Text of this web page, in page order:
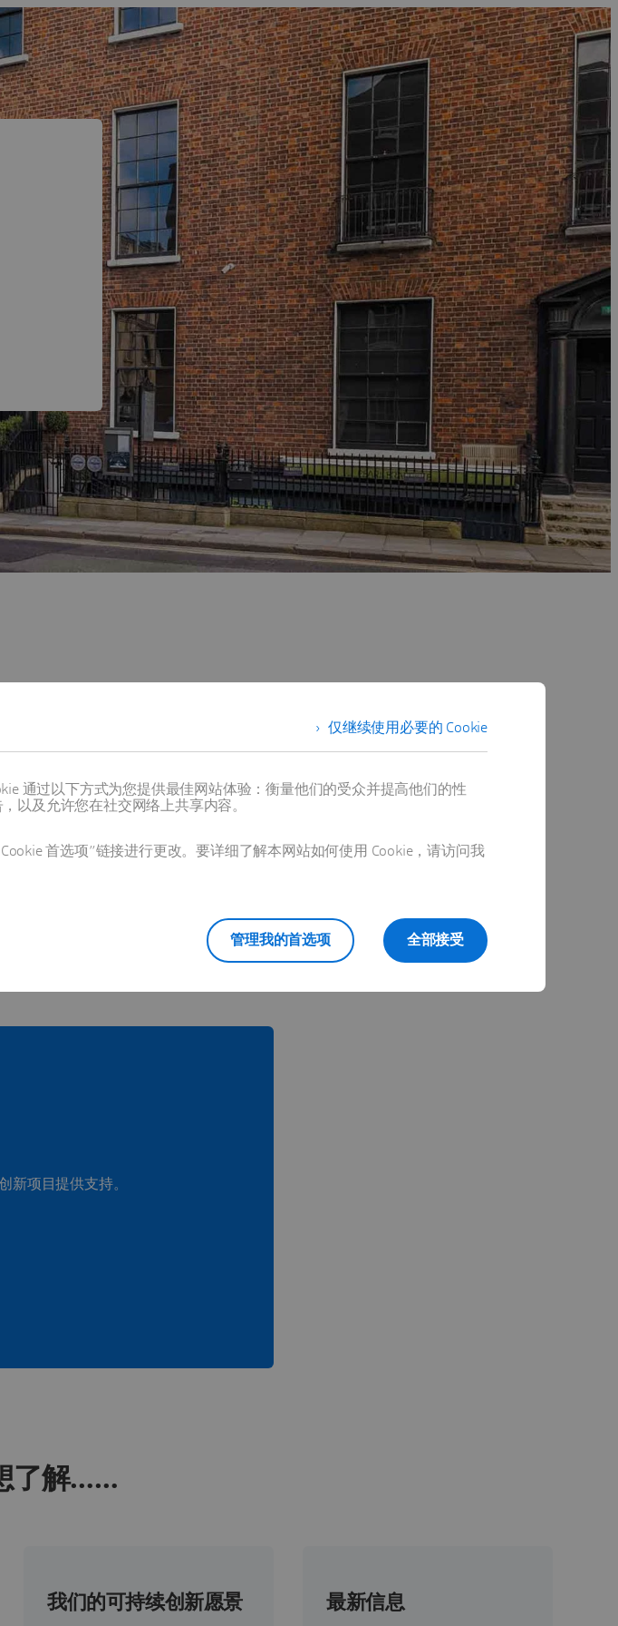
新项目提供支持。
了解……
我们的可持续创新愿景 最新信息
仅继续使用必要的 Cookie
通过以下方式为您提供最佳网站体验：衡量他们的受众并提高他们的性
以及允许您在社交网络上共享内容。
首选项”链接进行更改。要详细了解本网站如何使用 Cookie，请访问我
全部接受
管理我的首选项